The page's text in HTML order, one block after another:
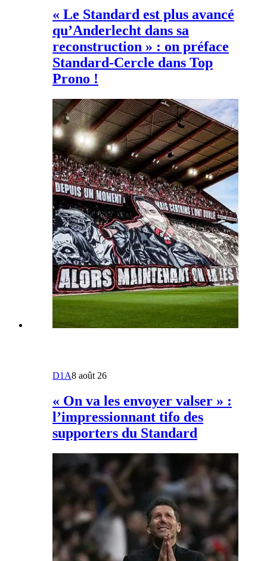
« Le Standard est plus avancé
qu’Anderlecht dans sa
reconstruction » : on préface
Standard-Cercle dans Top
Prono !
D1A8 août 26
« On va les envoyer valser » :
l’impressionnant tifo des
supporters du Standard